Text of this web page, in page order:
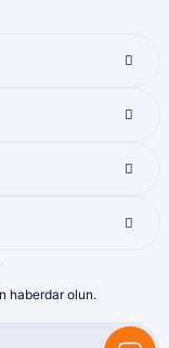
haberdar olun.